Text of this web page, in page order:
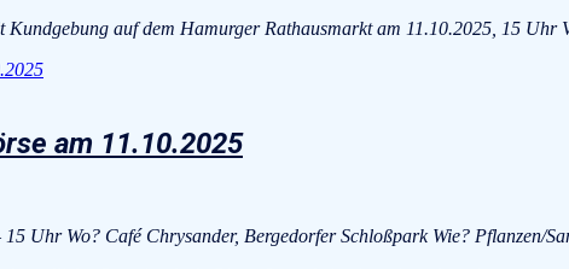
auf dem Hamurger Rathausmarkt am 11.10.2025, 15 Uhr
am 11.10.2025
Uhr Wo? Café Chrysander, Bergedorfer Schloßpark Wie?